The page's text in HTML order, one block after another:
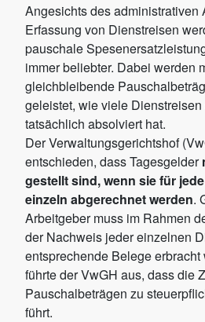
Angesichts des administrativen
Erfassung von Dienstreisen
pauschale
immer beliebter. Dabei werden
gleichbleibende
geleistet, wie viele
tatsächlich absolviert hat.
Der Verwaltungsgerichtshof
entschieden, dass Tagesgelder
gestellt sind, wenn sie für
einzeln abgerechnet werden.
Arbeitgeber muss im Rahmen
der Nachweis jeder einzelnen
entsprechende Belege erbracht
führte der VwGH aus, dass die
Pauschalbeträgen zu
führt.